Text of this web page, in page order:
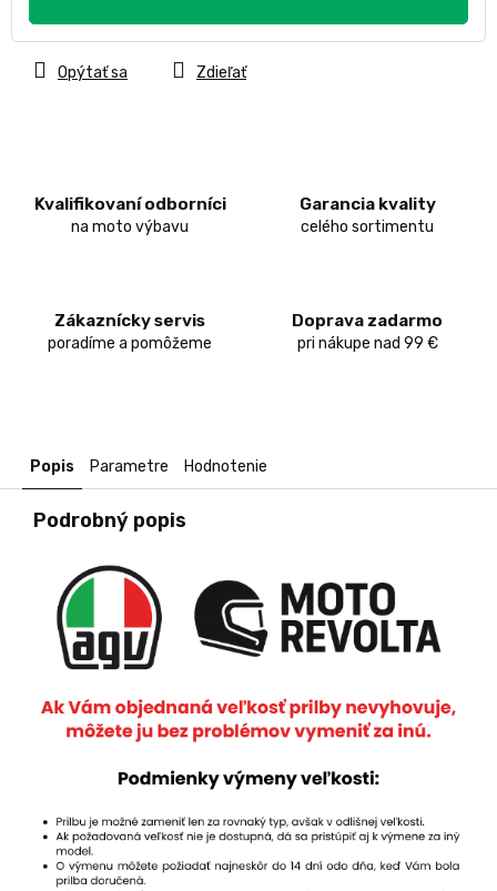
Kvalifikovaní odborníci
na moto výbavu
Garancia kvality
celého sortimentu
Zákaznícky servis
poradíme a pomôžeme
Doprava zadarmo
pri nákupe nad 99 €
Opýtať sa Zdieľať
Popis Parametre Hodnotenie
Podrobný popis